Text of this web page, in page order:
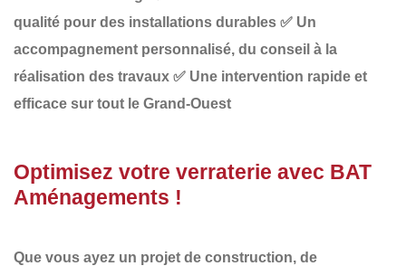
qualité pour des installations durables ✅ Un
accompagnement personnalisé, du conseil à la
réalisation des travaux ✅ Une intervention rapide et
efficace sur tout le Grand-Ouest
Optimisez votre verraterie avec BAT
Aménagements !
Que vous ayez un projet de construction, de